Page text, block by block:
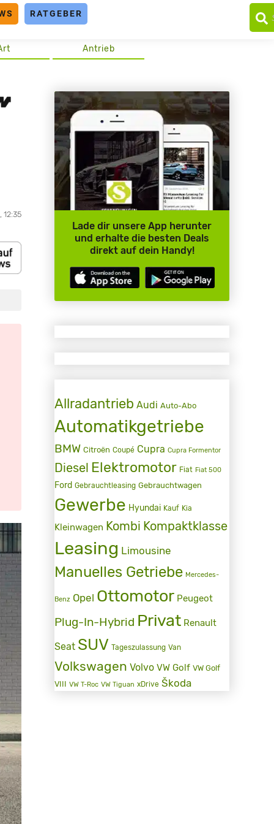
RATGEBER
Antrieb
12:35
Lade dir unsere App herunter
und erhalte die besten Deals
direkt auf dein Handy!
Allradantrieb Audi Auto-Abo
Automatikgetriebe
BMW Citroën Coupé Cupra Cupra Formentor
Diesel Elektromotor Fiat Fiat 500
Ford Gebrauchtleasing Gebrauchtwagen
Gewerbe Hyundai Kauf Kia
Kleinwagen Kombi Kompaktklasse
Leasing Limousine
Manuelles Getriebe Mercedes-
Benz Opel Ottomotor Peugeot
Plug-In-Hybrid Privat Renault
Seat SUV Tageszulassung Van
Volkswagen Volvo VW Golf VW Golf
VIII VW T-Roc VW Tiguan xDrive Škoda